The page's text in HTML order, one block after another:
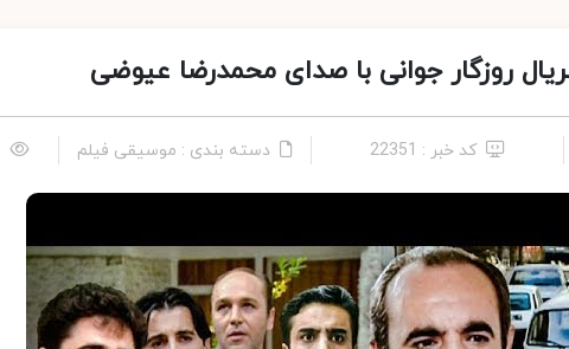
روزگار جوانی با صدای محمدرضا عیوضی
کد خبر : 22351 دسته بندی : موسیقی فیلم